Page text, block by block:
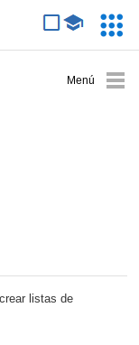
listas de